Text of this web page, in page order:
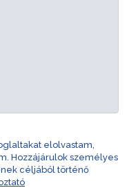
elolvastam,
Hozzájárulok személyes
céljából történő